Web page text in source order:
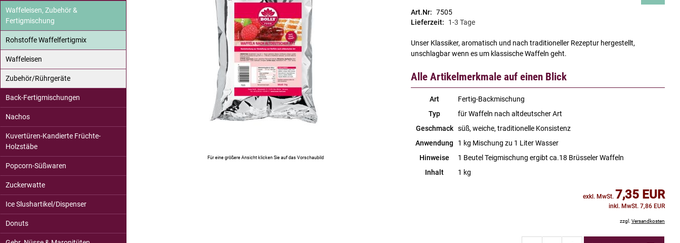
Waffeleisen, Zubehör &
Fertigmischung
Rohstoffe Waffelfertigmix
Waffeleisen
Zubehör/Rührgeräte
Back-Fertigmischungen
Nachos
Kuvertüren-Kandierte Früchte-
Holzstäbe
Popcorn-Süßwaren
Zuckerwatte
Ice Slushartikel/Dispenser
Donuts
Für eine größere Ansicht klicken Sie auf das Vorschaubild
Art.Nr: 7505
Lieferzeit:
1-3 Tage
Unser Klassiker, aromatisch und nach traditioneller Rezeptur hergestellt,
unschlagbar wenn es um klassische Waffeln geht.
Alle Artikelmerkmale auf einen Blick
Art
Fertig-Backmischung
Typ
für Waffeln nach altdeutscher Art
Geschmack süß, weiche, traditionelle Konsistenz
Anwendung
1 kg Mischung zu 1 Liter Wasser
Hinweise
1 Beutel Teigmischung ergibt ca.18 Brüsseler Waffeln
Inhalt
1 kg
exkl. MwSt. 7,35 EUR
inkl. MwSt. 7,86 EUR
zzgl. Versandkosten